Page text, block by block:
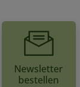
Newsletter
bestellen